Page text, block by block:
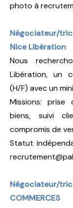
photo à
Négociateur/
Nice Libération
Nous
Libération, un
(H/F) avec un
Missions: prise
biens, suivi
compromis de
Statut
Négociateur/
COMMERCES